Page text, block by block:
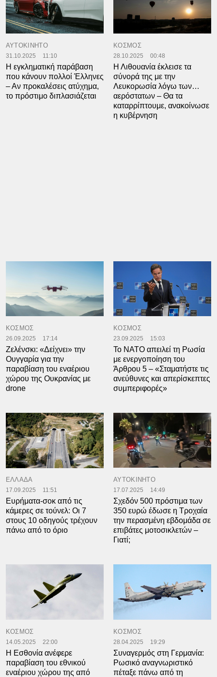
ΑΥΤΟΚΙΝΗΤΟ
31.10.2025 11:10
Η εγκληματική παράβαση
που κάνουν πολλοί Έλληνες
– Αν προκαλέσεις ατύχημα,
το πρόστιμο διπλασιάζεται
ΚΟΣΜΟΣ
28.10.2025 00:48
Η Λιθουανία έκλεισε τα
σύνορά της με την
Λευκορωσία λόγω των…
αερόστατων – Θα τα
καταρρίπτουμε, ανακοίνωσε
η κυβέρνηση
ΚΟΣΜΟΣ
26.09.2025 17:14
Ζελένσκι: «Δείχνει» την
Ουγγαρία για την
παραβίαση του εναέριου
χώρου της Ουκρανίας με
drone
ΚΟΣΜΟΣ
23.09.2025 15:03
Το ΝΑΤΟ απειλεί τη Ρωσία
με ενεργοποίηση του
Άρθρου 5 – «Σταματήστε τις
ανεύθυνες και απερίσκεπτες
συμπεριφορές»
ΕΛΛΑΔΑ
17.09.2025 11:51
Ευρήματα-σοκ από τις
κάμερες σε τούνελ: Οι 7
στους 10 οδηγούς τρέχουν
πάνω από το όριο
ΑΥΤΟΚΙΝΗΤΟ
17.07.2025 14:49
Σχεδόν 500 πρόστιμα των
350 ευρώ έδωσε η Τροχαία
την περασμένη εβδομάδα σε
επιβάτες μοτοσικλετών –
Γιατί;
ΚΟΣΜΟΣ
14.05.2025 22:00
Η Εσθονία ανέφερε
παραβίαση του εθνικού
εναέριου χώρου της από
ΚΟΣΜΟΣ
28.04.2025 19:29
Συναγερμός στη Γερμανία:
Ρωσικό αναγνωριστικό
πέταξε πάνω από τη